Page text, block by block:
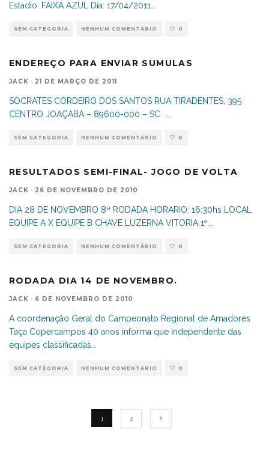
Estadio: FAIXA AZUL Dia: 17/04/2011...
SEM CATEGORIA NENHUM COMENTÁRIO 0
ENDEREÇO PARA ENVIAR SUMULAS
JACK · 21 DE MARÇO DE 2011
SOCRATES CORDEIRO DOS SANTOS RUA TIRADENTES, 395
CENTRO JOAÇABA – 89600-000 – SC ...
SEM CATEGORIA NENHUM COMENTÁRIO 0
RESULTADOS SEMI-FINAL- JOGO DE VOLTA
JACK · 26 DE NOVEMBRO DE 2010
DIA 28 DE NOVEMBRO 8ª RODADA HORARIO: 16:30hs LOCAL
EQUIPE A X EQUIPE B CHAVE LUZERNA VITORIA 1º...
SEM CATEGORIA NENHUM COMENTÁRIO 0
RODADA DIA 14 DE NOVEMBRO.
JACK · 6 DE NOVEMBRO DE 2010
A coordenação Geral do Campeonato Regional de Amadores
Taça Copercampos 40 anos informa que independente das
equipes classificadas...
SEM CATEGORIA NENHUM COMENTÁRIO 0
1 2